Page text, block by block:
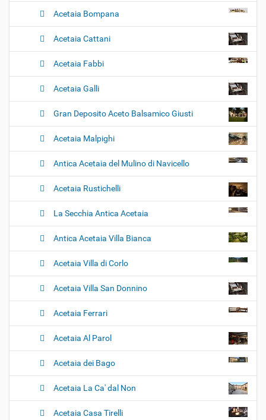
Acetaia Bompana
Acetaia Cattani
Acetaia Fabbi
Acetaia Galli
Gran Deposito Aceto Balsamico Giusti
Acetaia Malpighi
Antica Acetaia del Mulino di Navicello
Acetaia Rustichelli
La Secchia Antica Acetaia
Antica Acetaia Villa Bianca
Acetaia Villa di Corlo
Acetaia Villa San Donnino
Acetaia Ferrari
Acetaia Al Parol
Acetaia dei Bago
Acetaia La Ca' dal Non
Acetaia Casa Tirelli